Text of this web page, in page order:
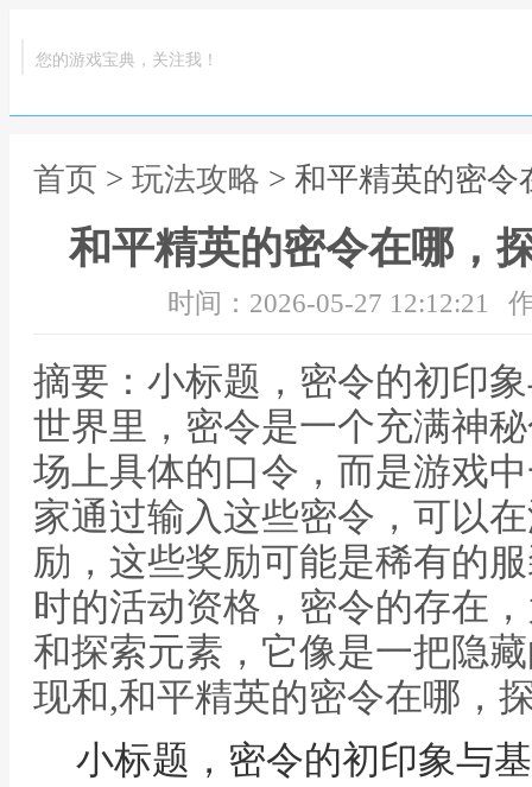
您的游戏宝典，关注我！
首页 > 玩法攻略 > 和平精英的密
和平精英的密令在哪，
时间：2026-05-27 12:12:21
摘要：小标题，密令的初印
世界里，密令是一个充满神
场上具体的口令，而是游戏
家通过输入这些密令，可以
励，这些奖励可能是稀有的
时的活动资格，密令的存在
和探索元素，它像是一把隐
现和,和平精英的密令在哪，
小标题，密令的初印象与